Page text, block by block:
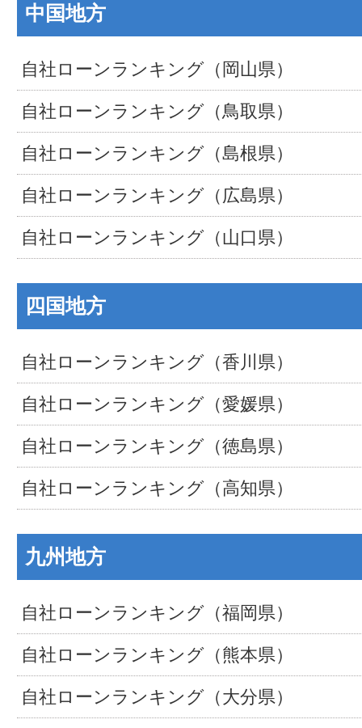
中国地方
自社ローンランキング（岡山県）
自社ローンランキング（鳥取県）
自社ローンランキング（島根県）
自社ローンランキング（広島県）
自社ローンランキング（山口県）
四国地方
自社ローンランキング（香川県）
自社ローンランキング（愛媛県）
自社ローンランキング（徳島県）
自社ローンランキング（高知県）
九州地方
自社ローンランキング（福岡県）
自社ローンランキング（熊本県）
自社ローンランキング（大分県）